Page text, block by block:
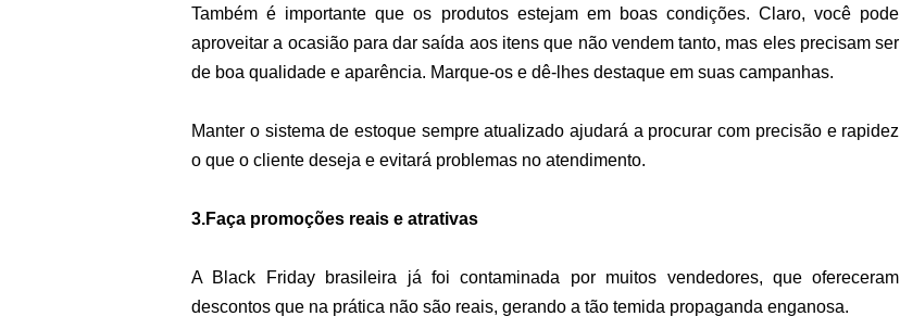
Também é importante que os produtos estejam em boas condições. Claro, você pode
aproveitar a ocasião para dar saída aos itens que não vendem tanto, mas eles precisam ser
de boa qualidade e aparência. Marque-os e dê-lhes destaque em suas campanhas.
Manter o sistema de estoque sempre atualizado ajudará a procurar com precisão e rapidez
o que o cliente deseja e evitará problemas no atendimento.
3.Faça promoções reais e atrativas
A Black Friday brasileira já foi contaminada por muitos vendedores, que ofereceram
descontos que na prática não são reais, gerando a tão temida propaganda enganosa.